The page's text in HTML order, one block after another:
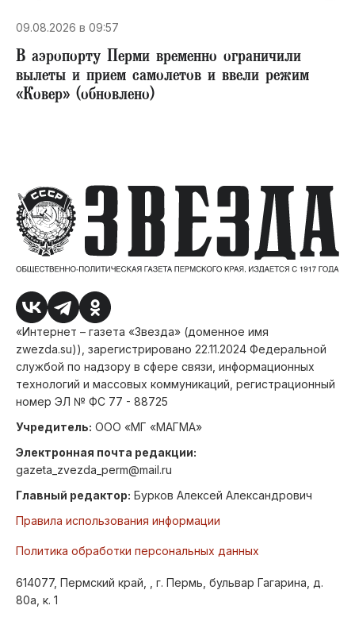
09.08.2026 в 09:57
В аэропорту Перми временно ограничили
вылеты и прием самолетов и ввели режим
«Ковер» (обновлено)
«Интернет – газета «Звезда» (доменное имя
zwezda.su)), зарегистрировано 22.11.2024 Федеральной
службой по надзору в сфере связи, информационных
технологий и массовых коммуникаций, регистрационный
номер ЭЛ № ФС 77 - 88725
Учредитель: ООО «МГ «МАГМА»
Электронная почта редакции:
gazeta_zvezda_perm@mail.ru
Главный редактор: Бурков Алексей Александрович
Правила использования информации
Политика обработки персональных данных
614077, Пермский край, , г. Пермь, бульвар Гагарина, д.
80а, к. 1